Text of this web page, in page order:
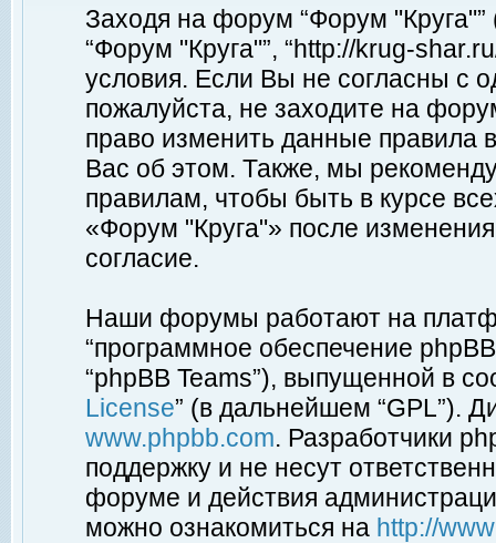
Заходя на форум “Форум
“Форум "Круга"”, “http://krug-
условия. Если Вы не согласны с
пожалуйста, не заходите на
право изменить данные правила
Вас об этом. Также, мы
правилам, чтобы быть в курсе
«Форум "Круга"» после
согласие.
Наши форумы работают на
“программное обеспечение
“phpBB Teams”), выпущенной в
License” (в дальнейшем “GPL”).
www.phpbb.com. Разработчики
поддержку и не несут
форуме и действия
можно ознакомиться на http://